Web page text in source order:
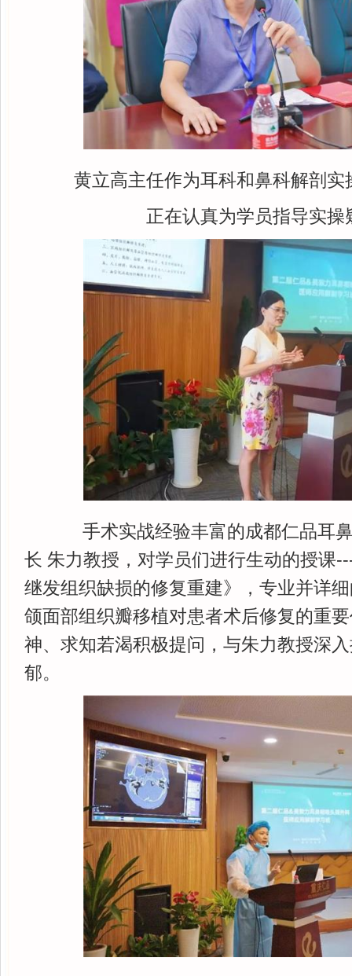
黄立高主任作为耳科和鼻科解剖
正在认真为学员指导实操
手术实战经验丰富的成都仁品耳鼻
长 朱力教授，对学员们进行生动的授课
继发组织缺损的修复重建》，专业并详
颌面部组织瓣移植对患者术后修复的重
神、求知若渴积极提问，与朱力教授深
郁。